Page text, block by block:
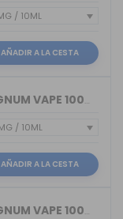
AÑADIR A LA CESTA
NICOKIT PREMIUM MAGNUM VAPE 100%VG 10ML
AÑADIR A LA CESTA
NICOKIT PREMIUM MAGNUM VAPE 100%PG 10ML